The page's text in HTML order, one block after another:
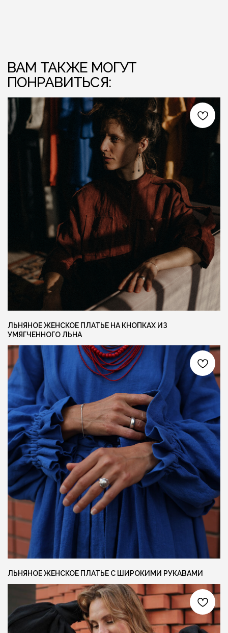
ЛЬНЯНОЕ ЖЕНСКОЕ ПЛАТЬЕ НА КНОПКАХ ИЗ
УМЯГЧЕННОГО ЛЬНА
ЛЬНЯНОЕ ЖЕНСКОЕ ПЛАТЬЕ С ШИРОКИМИ РУКАВАМИ
ЛЁН ЛЮБІЦЬ ЦЯБЕ — ТО ЎЗАЕМНА ЛЁН
ГОТОВЫ ОБСУДИТЬ ЗАКАЗ?
Свяжитесь с нами любым удобным вам
способом, или заполните форму и мы
перезвоним вам для обсуждения деталей
Я даю согласие на обработку персональных
данных и соглашаюсь сполитикой
конфиденциальности
КОНТАКТЫ
VKONTAKTE
PINTEREST
TELEGRAM
INSTAGRAM
СОЦ. СЕТИ
INFO@FLAXECO.COM
+375 (29) 623 41 51
ОСТАВИТЬ ЗАЯВКУ +